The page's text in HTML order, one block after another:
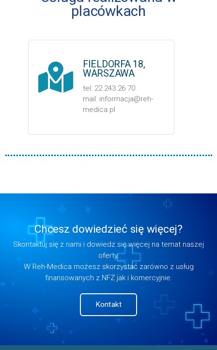
placówkach
FIELDORFA 18,
WARSZAWA
tel: 22 243 26 70
mail: informacja@reh-
medica.pl
Chcesz dowiedzieć się więcej?
Skontaktuj się z nami i dowiedz się więcej na temat naszej
oferty.
W Reh-Medica możesz skorzystać zarówno z usług
finansowanych z NFZ jak i komercyjnie.
Kontakt